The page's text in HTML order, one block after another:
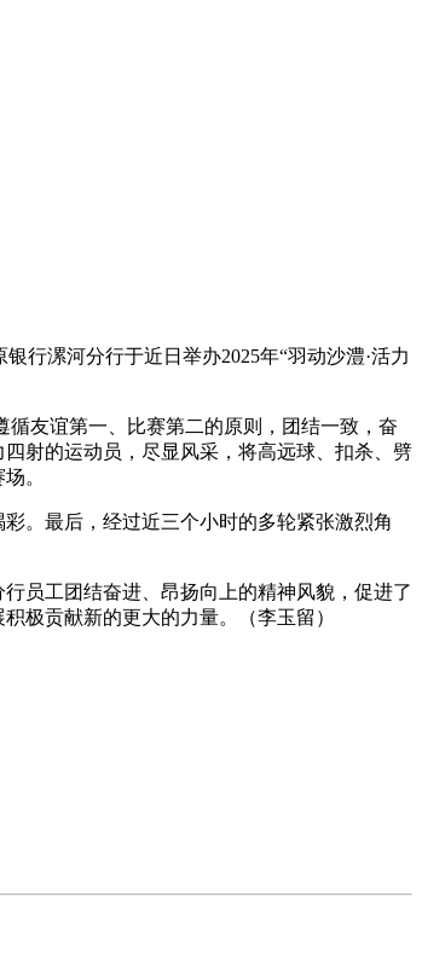
行漯河分行于近日举办2025年“羽动沙澧·活力
友谊第一、比赛第二的原则，团结一致，奋
射的运动员，尽显风采，将高远球、扣杀、劈
。
。最后，经过近三个小时的多轮紧张激烈角
员工团结奋进、昂扬向上的精神风貌，促进了
极贡献新的更大的力量。（李玉留）